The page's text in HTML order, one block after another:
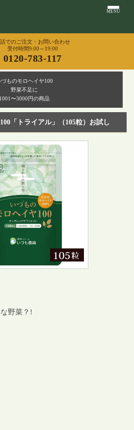
MENU
でのご注文・お問い合わせ
受付時間9:00～19:00
0120-783-117
づものモロヘイヤ100
野菜不足に
1001〜3000円の商品
「トライアル」（105粒）お試し